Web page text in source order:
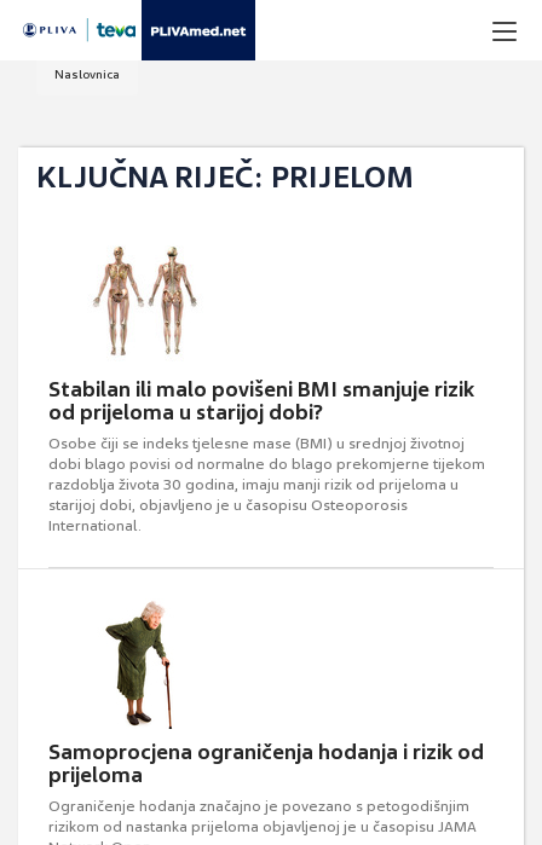
Naslovnica
KLJUČNA RIJEČ: PRIJELOM
Stabilan ili malo povišeni BMI smanjuje rizik
od prijeloma u starijoj dobi?
Osobe čiji se indeks tjelesne mase (BMI) u srednjoj životnoj
dobi blago povisi od normalne do blago prekomjerne tijekom
razdoblja života 30 godina, imaju manji rizik od prijeloma u
starijoj dobi, objavljeno je u časopisu Osteoporosis
International.
Samoprocjena ograničenja hodanja i rizik od
prijeloma
Ograničenje hodanja značajno je povezano s petogodišnjim
rizikom od nastanka prijeloma objavljenoj je u časopisu JAMA